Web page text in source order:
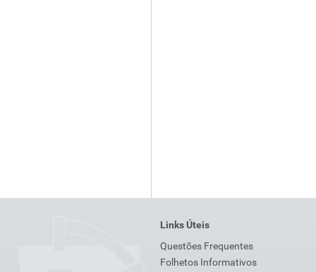
Links Úteis
Questões Frequentes
Folhetos Informativos